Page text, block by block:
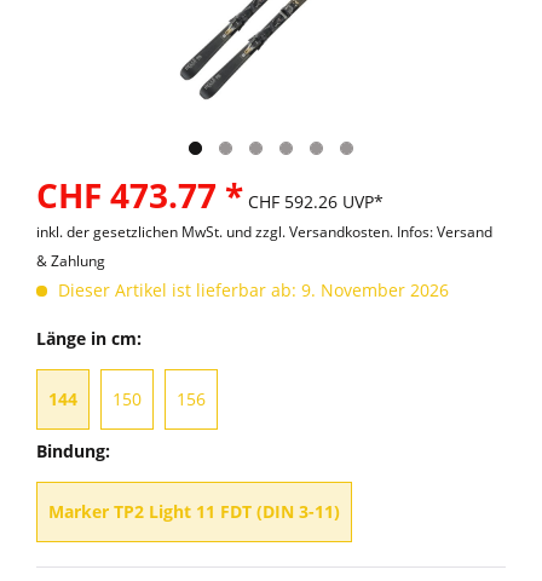
CHF 473.77 * CHF 592.26 UVP*
inkl. der gesetzlichen MwSt. undzzgl. Versandkosten. Infos: Versand
& Zahlung
Dieser Artikel ist lieferbar ab: 9. November 2026
Länge in cm:
144 150 156
Bindung:
Marker TP2 Light 11 FDT (DIN 3-11)